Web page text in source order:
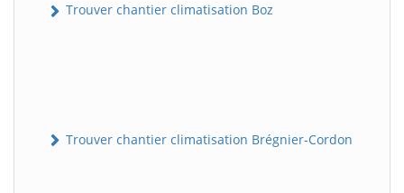
Trouver chantier climatisation Boz
Trouver chantier climatisation Brégnier-Cordon